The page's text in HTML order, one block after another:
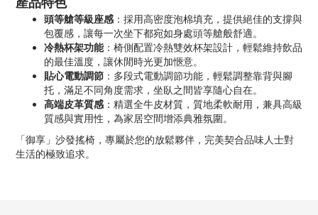
頭等艙等級座感 ：採用高密度泡棉填充，提供絕佳的支撐與
包覆感，讓每一次坐下都宛如身處頭等艙般舒適。
冷熱杯架功能：椅側配置冷熱雙效杯架設計，輕鬆維持飲品
的最佳溫度，讓休閒時光更加愜意。
貼心電動調節 ：多段式電動調節功能，輕鬆調整靠背與腳
托，滿足不同角度需求，坐臥之間皆享隨心自在。
高端皮革質感 ：精選全牛皮材質，質地柔軟耐用，兼具高級
質感與實用性，為家居空間增添典雅氛圍。
「御享」沙發搖椅，專屬於您的放鬆夥伴，完美契合品味人士對
生活的極致追求。